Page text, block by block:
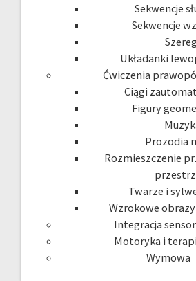
Sekwencje
Sekwencje
Układanki
Ćwiczenia
Ciągi
Figury
Prozodia
Rozmieszczenie
Twarze i
Wzrokowe
Integracja
Motoryka i
Wymowa